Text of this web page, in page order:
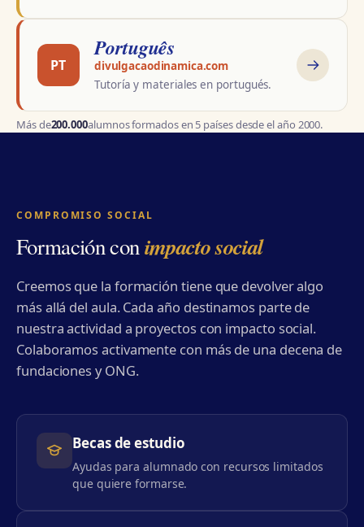
PT
Português
divulgacaodinamica.com
Tutoría y materiales en portugués.
Más de200.000alumnos formados en 5 países desde el año 2000.
COMPROMISO SOCIAL
Formación conimpacto social
Creemos que la formación tiene que devolver algo
más allá del aula. Cada año destinamos parte de
nuestra actividad a proyectos con impacto social.
Colaboramos activamente con más de una decena de
fundaciones y ONG.
Becas de estudio
Ayudas para alumnado con recursos limitados
que quiere formarse.